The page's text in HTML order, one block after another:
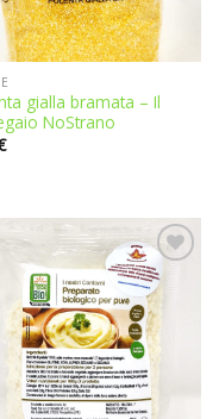
gialla bramata – Il
NoStrano
Aggiungi
alla
lista dei
desideri